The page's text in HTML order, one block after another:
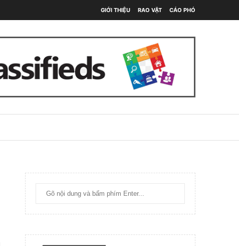
GIỚI THIỆU RAO VẶT CÁO PHÓ